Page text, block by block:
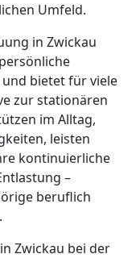
Umfeld.
in Zwickau
bietet für viele
zur stationären
im Alltag,
leisten
kontinuierliche
–
beruflich
Zwickau bei der